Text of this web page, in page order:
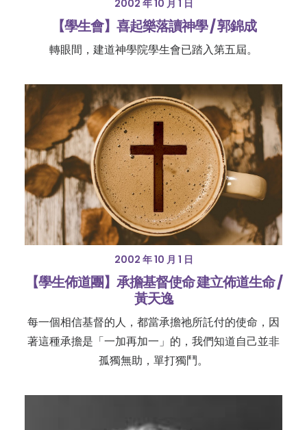
2002 年 10 月 1 日
【學生會】喜起樂落讀神學 / 郭錦成
轉眼間，建道神學院學生會已踏入第五屆。
2002 年 10 月 1 日
【學生佈道團】承擔基督使命 建立佈道生命 /
黃天逸
每一個相信基督的人，都當承擔祂所託付的使命，因
著這種承擔是「一加再加一」的，我們知道自己並非
孤獨無助，單打獨鬥。